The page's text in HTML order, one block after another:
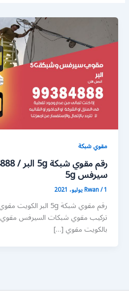
مقوي شبكة
سيرفس 5g
Rwan/1 يوليو، 2021
تركيب مقوي شبكات السيرفس
بالكويت مقوي […]